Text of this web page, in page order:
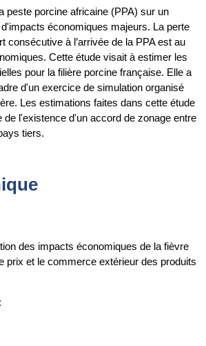
peste porcine africaine (PPA) sur un
économiques majeurs. La perte
consécutive à l’arrivée de la PPA est au
Cette étude visait à estimer les
pour la filière porcine française. Elle a
d'un exercice de simulation organisé
Les estimations faites dans cette étude
de l'existence d'un accord de zonage entre
tiers.
des impacts économiques de la fièvre
prix et le commerce extérieur des produits